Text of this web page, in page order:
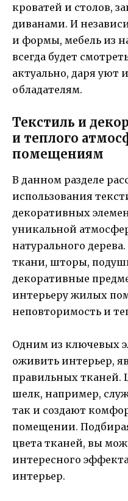
кроватей и столов,
диванами. И
и формы, мебель из
всегда будет
актуально, даря уют
обладателям.
Текстиль и
и теплого
помещениям
В данном разделе
использования
декоративных
уникальной
натурального
ткани, шторы,
декоративные
интерьеру жилых
неповторимость и
Одним из ключевых
оживить интерьер,
правильных тканей.
шелк, например,
так и создают
помещении.
цвета тканей, вы
интересного
интерьер.